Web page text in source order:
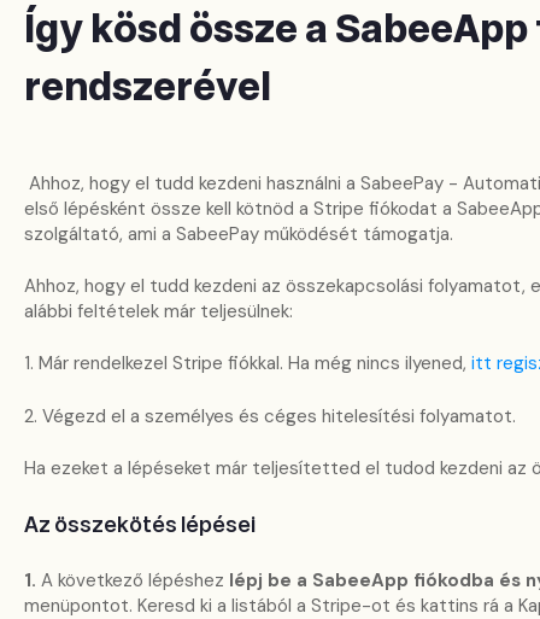
Így kösd össze a
rendszerével
Ahhoz, hogy el tudd kezdeni használni a SabeePay -
első lépésként össze kell kötnöd a Stripe fiókodat a
szolgáltató, ami a SabeePay működését támogatja.
Ahhoz, hogy el tudd kezdeni az összekapcsolási folyamatot,
alábbi feltételek már teljesülnek:
1. Már rendelkezel Stripe fiókkal. Ha még nincs ilyened, itt
2. Végezd el a személyes és céges hitelesítési folyamatot.
Ha ezeket a lépéseket már teljesítetted el tudod kezdeni az
Az összekötés lépései
1. A következő lépéshez lépj be a SabeeApp fiókodba és
menüpontot. Keresd ki a listából a Stripe-ot és kattins rá a